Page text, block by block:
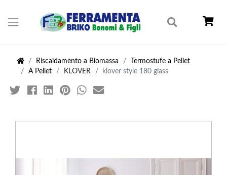
Riscaldamento a Biomassa
Termostufe a Pellet
A Pellet
KLOVER klover style 180 glass